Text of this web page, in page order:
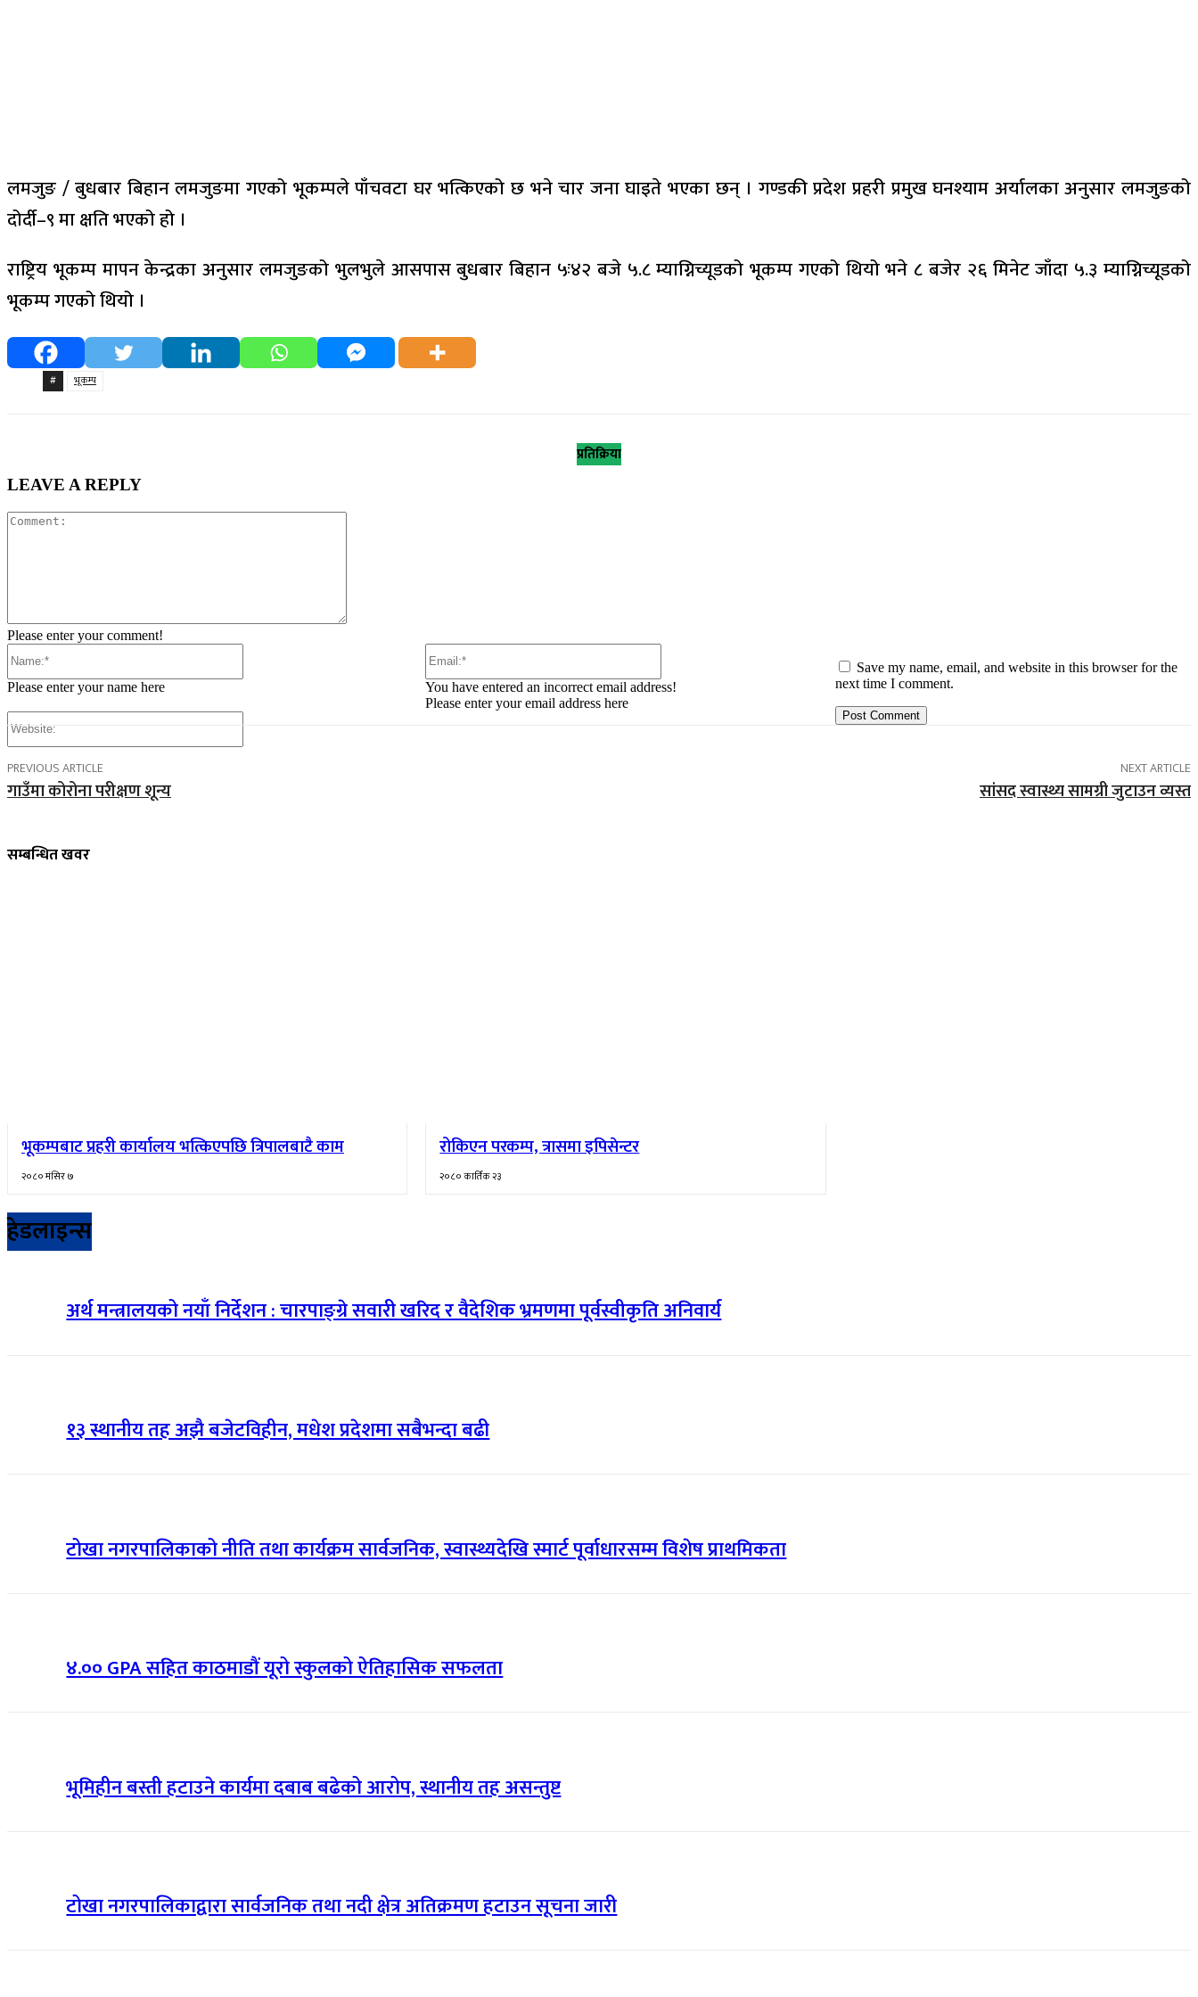
लमजुङ / बुधबार बिहान लमजुङमा गएको भूकम्पले पाँचवटा घर भत्किएको छ भने चार जना घाइते भएका छन् । गण्डकी प्रदेश प्रहरी प्रमुख घनश्याम अर्यालका अनुसार लमजुङको
दोर्दी–९ मा क्षति भएको हो ।
राष्ट्रिय भूकम्प मापन केन्द्रका अनुसार लमजुङको भुलभुले आसपास बुधबार बिहान ५ः४२ बजे ५.८ म्याग्निच्यूडको भूकम्प गएको थियो भने ८ बजेर २६ मिनेट जाँदा ५.३ म्याग्निच्यूडको
भूकम्प गएको थियो ।
# भूकम्प
प्रतिक्रिया
LEAVE A REPLY
Please enter your comment!
Please enter your name here
You have entered an incorrect email address!
Please enter your email address here
Save my name, email, and website in this browser for the
next time I comment.
PREVIOUS ARTICLE
गाउँमा कोरोना परीक्षण शून्य
NEXT ARTICLE
सांसद स्वास्थ्य सामग्री जुटाउन व्यस्त
सम्बन्धित खवर
भूकम्पबाट प्रहरी कार्यालय भत्किएपछि त्रिपालबाटै काम
२०८० मंसिर ७
रोकिएन परकम्प, त्रासमा इपिसेन्टर
२०८० कार्तिक २३
हेडलाइन्स
अर्थ मन्त्रालयको नयाँ निर्देशन : चारपाङ्ग्रे सवारी खरिद र वैदेशिक भ्रमणमा पूर्वस्वीकृति अनिवार्य
१३ स्थानीय तह अझै बजेटविहीन, मधेश प्रदेशमा सबैभन्दा बढी
टोखा नगरपालिकाको नीति तथा कार्यक्रम सार्वजनिक, स्वास्थ्यदेखि स्मार्ट पूर्वाधारसम्म विशेष प्राथमिकता
४.०० GPA सहित काठमाडौं यूरो स्कुलको ऐतिहासिक सफलता
भूमिहीन बस्ती हटाउने कार्यमा दबाब बढेको आरोप, स्थानीय तह असन्तुष्ट
टोखा नगरपालिकाद्वारा सार्वजनिक तथा नदी क्षेत्र अतिक्रमण हटाउन सूचना जारी